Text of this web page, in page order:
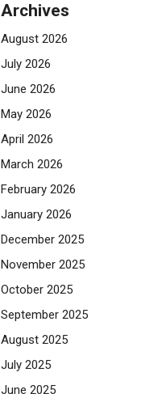
Archives
August 2026
July 2026
June 2026
May 2026
April 2026
March 2026
February 2026
January 2026
December 2025
November 2025
October 2025
September 2025
August 2025
July 2025
June 2025